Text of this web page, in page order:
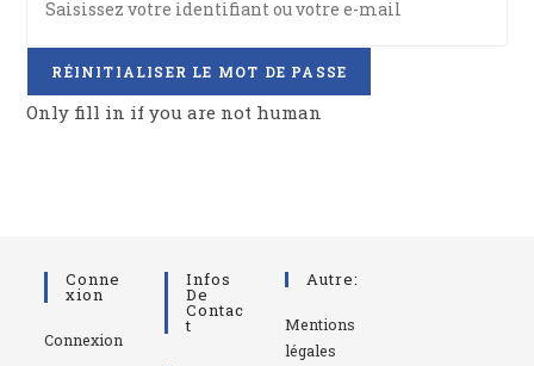
Only fill in if you are not human
Conne
Xion
Connexion
Infos
De
Contac
T
Autre:
Mentions
légales